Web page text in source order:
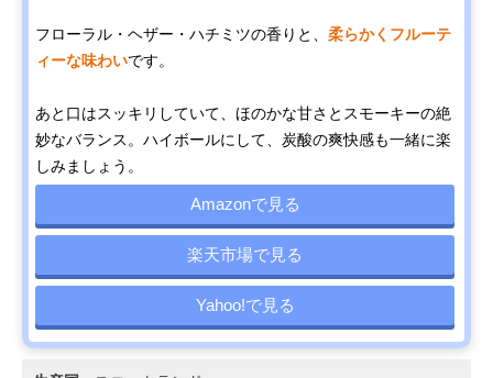
フローラル・ヘザー・ハチミツの香りと、 柔らかくフルーテ
ィーな味わいです。
あと口はスッキリしていて、ほのかな甘さとスモーキーの絶
妙なバランス。ハイボールにして、炭酸の爽快感も一緒に楽
しみましょう。
Amazonで見る
楽天市場で見る
Yahoo!で見る